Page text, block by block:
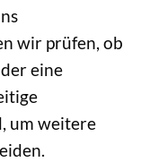
wir prüfen, ob
eine
um weitere